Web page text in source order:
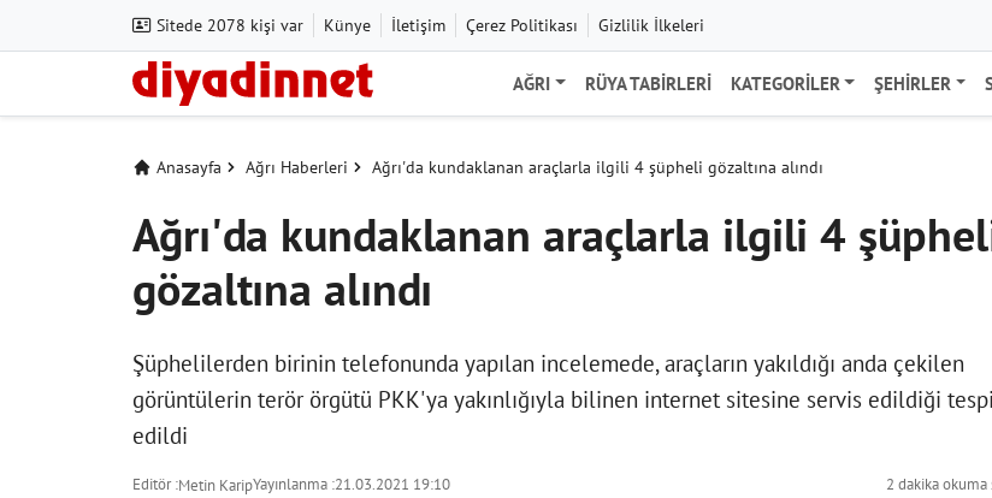
Sitede 2078 kişi var Künye İletişim Çerez Politikası Gizlilik İlkeleri
AĞRI RÜYA TABIRLERI KATEGORILER ŞEHIRLER
Anasayfa Ağrı Haberleri Ağrı'da kundaklanan araçlarla ilgili 4 şüpheli gözaltına alındı
Ağrı'da kundaklanan araçlarla ilgili 4
gözaltına alındı
Şüphelilerden birinin telefonunda yapılan incelemede, araçların yakıldığı anda çekilen
görüntülerin terör örgütü PKK'ya yakınlığıyla bilinen internet sitesine servis edildiği
edildi
Editör :Metin KaripYayınlanma :21.03.2021 19:10 2 dakika okuma